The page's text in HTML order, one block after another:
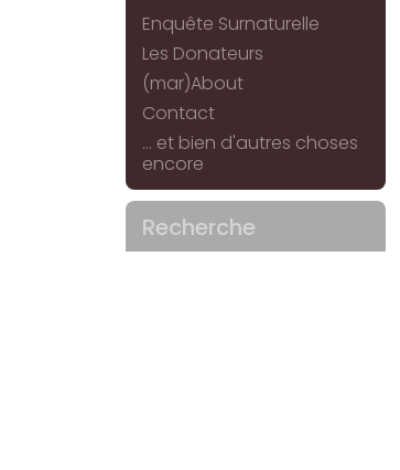
Enquête Surnaturelle
Les Donateurs
(mar)About
Contact
... et bien d'autres choses
encore
Recherche